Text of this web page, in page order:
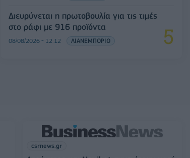
Διευρύνεται η πρωτοβουλία για τις τιμές
στο ράφι με 916 προϊόντα
08/08/2026 - 12:12 ΛΙΑΝΕΜΠΟΡΙΟ
csrnews.gr